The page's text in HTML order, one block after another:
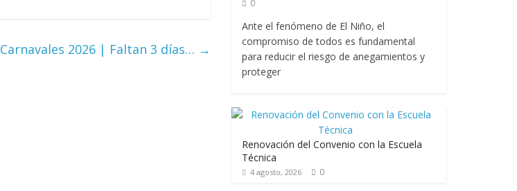
Carnavales 2026 | Faltan 3 días… →
0
Ante el fenómeno de El Niño, el
compromiso de todos es fundamental
para reducir el riesgo de anegamientos y
proteger
Renovación del Convenio con la Escuela
Técnica
4 agosto, 2026 0